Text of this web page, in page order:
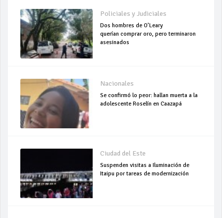
Policiales y Judiciales
Dos hombres de O’Leary
querían comprar oro, pero terminaron
asesinados
Nacionales
Se confirmó lo peor: hallan muerta a la
adolescente Roselín en Caazapá
Ciudad del Este
Suspenden visitas a Iluminación de
Itaipu por tareas de modernización